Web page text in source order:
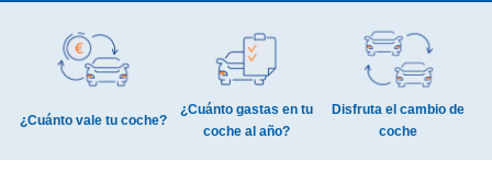
¿Cuánto vale tu coche?
¿Cuánto gastas en tu
coche al año?
Disfruta el cambio de
coche